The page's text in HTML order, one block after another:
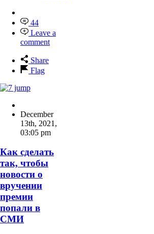
44
Leave a
comment
Share
Flag
December
13th, 2021 ,
03:05 pm
Как сделать
так, чтобы
новости о
вручении
премии
попали в
СМИ